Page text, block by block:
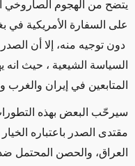
على السفارة الأمريكية في
دون توجيه منه، إلا أن
السياسة الشيعية ، حيث انه
المتابعين في إيران والغرب
سيرحّب البعض بهذه
مقتدى الصدر باعتباره
العراق، والحصن